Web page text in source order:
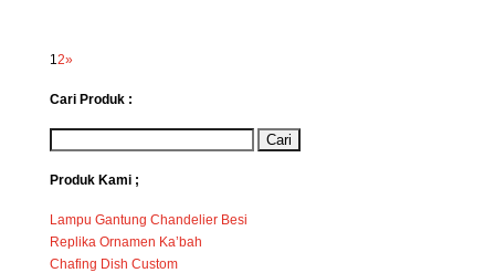
12»
Cari Produk :
Produk Kami ;
Lampu Gantung Chandelier Besi
Replika Ornamen Ka’bah
Chafing Dish Custom